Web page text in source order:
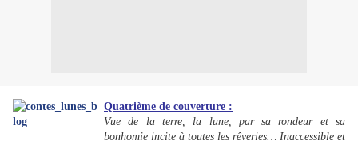
Quatrième de couverture :
Vue de la terre, la lune, par sa rondeur et sa
bonhomie incite à toutes les rêveries… Inaccessible et